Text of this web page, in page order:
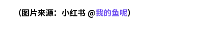
（图片来源：小红书 @我的鱼呢）